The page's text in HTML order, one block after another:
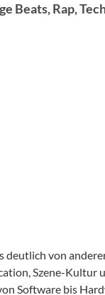
Beats, Rap,
deutlich von
Szene-Kultur
Software bis